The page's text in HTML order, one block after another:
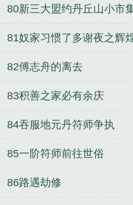
80新三大盟约丹丘山小市
81奴家习惯了多谢夜之辉
82傅志舟的离去
83积善之家必有余庆
84吞服地元丹符师争执
85一阶符师前往世俗
86路遇劫修